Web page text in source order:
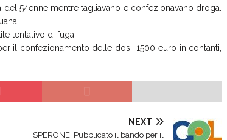
54enne mentre tagliavano e confezionavano droga.
tentativo di fuga.
il confezionamento delle dosi, 1500 euro in contanti,
NEXT
SPERONE: Pubblicato il bando per il